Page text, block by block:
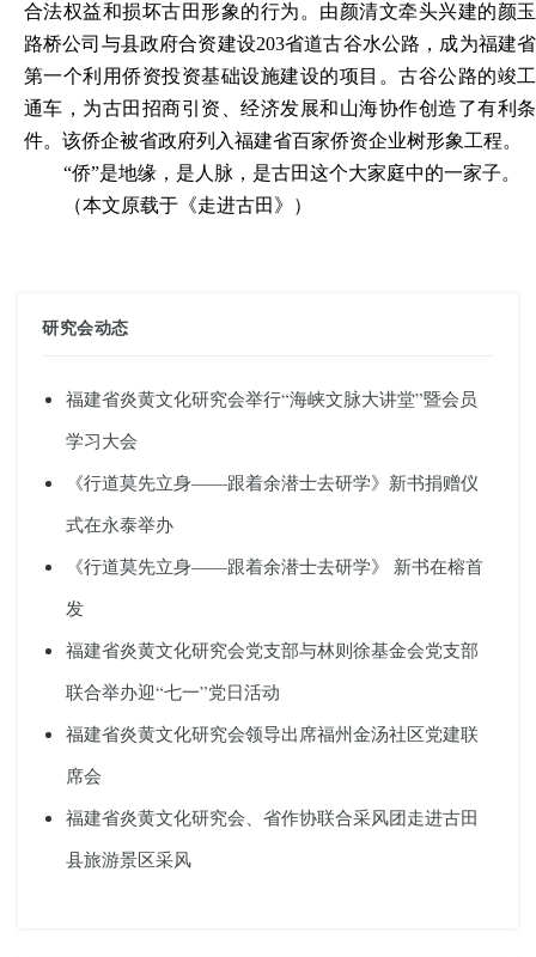
合法权益和损坏古田形象的行为。由颜清文牵头兴建的颜玉
路桥公司与县政府合资建设203省道古谷水公路，成为福建省
第一个利用侨资投资基础设施建设的项目。古谷公路的竣工
通车，为古田招商引资、经济发展和山海协作创造了有利条
件。该侨企被省政府列入福建省百家侨资企业树形象工程。
“侨”是地缘，是人脉，是古田这个大家庭中的一家子。
（本文原载于《走进古田 》）
研究会动态
福建省炎黄文化研究会举行“海峡文脉大讲堂”暨会员
学习大会
《行道莫先立身——跟着余潜士去研学》新书捐赠仪
式在永泰举办
《行道莫先立身——跟着余潜士去研学》 新书在榕首
发
福建省炎黄文化研究会党支部与林则徐基金会党支部
联合举办迎“七一”党日活动
福建省炎黄文化研究会领导出席福州金汤社区党建联
席会
福建省炎黄文化研究会、省作协联合采风团走进古田
县旅游景区采风